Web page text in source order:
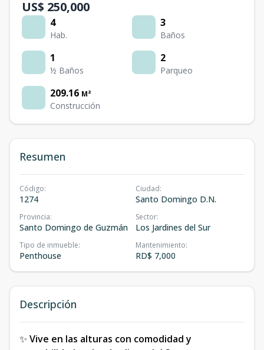
US$ 250,000
4
Hab.
3
Baños
1
½ Baños
2
Parqueo
209.16 M²
Construcción
Resumen
Código:
1274
Ciudad:
Santo Domingo D.N.
Provincia:
Santo Domingo de Guzmán
Sector:
Los Jardines del Sur
Tipo de inmueble:
Penthouse
Mantenimiento:
RD$ 7,000
Descripción
✨ Vive en las alturas con comodidad y